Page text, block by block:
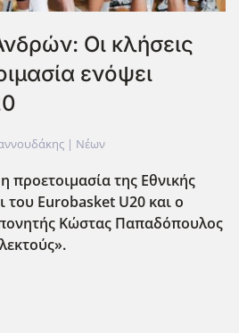
Οι κλήσεις
ενόψει
| Νέων
προετοιμασία της Εθνικής
του Eurobasket U20 και ο
Κώστας Παπαδόπουλος